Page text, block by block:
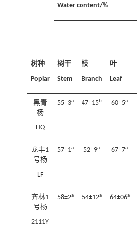
树种
Poplar
Water content/%
树干
Stem
枝
Branch
叶
Leaf
黑青
杨
HQ
55±3a 47±15b 60±5a
龙丰1
号杨
LF
57±1a 52±9a 67±7a
齐林1
号杨
2111Y
58±2a 54±12a 64±06a